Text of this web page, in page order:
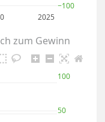
2025
−100
zum Gewinn
50
100